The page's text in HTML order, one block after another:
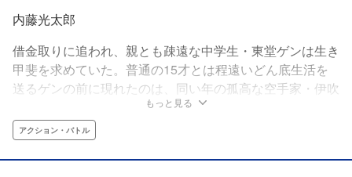
内藤光太郎
借金取りに追われ、親とも疎遠な中学生・東堂ゲンは生き
甲斐を求めていた。普通の15才とは程遠いどん底生活を
送るゲンの前に現れたのは、同い年の孤高な空手家・伊吹
レン。空手界の禁忌と称される伊吹次元流の跡継ぎにし
て、孤独な修業に身を投じるレンの圧倒的な“強さ”に触
れ、胸の高鳴りを感じたゲンは、レンと共に何物にも屈し
ない“不屈の力”を手に入れるべく最強の空手道を歩みだ
もっと見る
アクション・バトル